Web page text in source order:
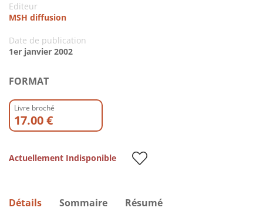
Editeur
MSH diffusion
Date de publication
1er janvier 2002
FORMAT
Livre broché
17.00 €
Actuellement Indisponible
Détails Sommaire Résumé